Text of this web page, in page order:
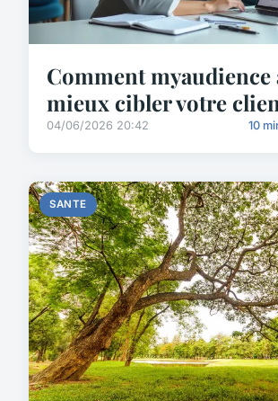
Comment myaudience
mieux cibler votre
04/06/2026 20:42 10
SANTE